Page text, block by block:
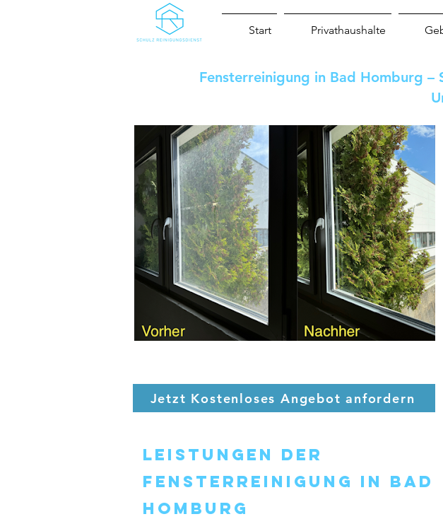
Start Privathaushalte
Fensterreinigung in Bad Homburg
Jetzt Kostenloses Angebot anfordern
Leistungen der
Fensterreinigung in Bad
Homburg